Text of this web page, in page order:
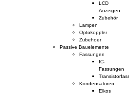
LCD
Anzeigen
Zubehör
Lampen
Optokoppler
Zubehoer
Passive Bauelemente
Fassungen
IC-
Fassungen
Kondensatoren
Elkos